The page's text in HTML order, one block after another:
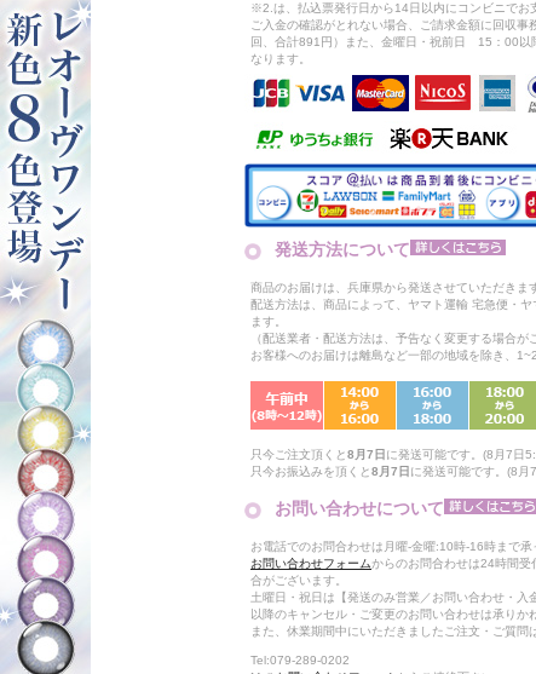
※2.は、払込票発行日から14日以内にコンビニでお
ご入金の確認がとれない場合、ご請求金額に回収
回、合計891円）また、金曜日・祝前日 15：00以
なります。
発送方法について
商品のお届けは、兵庫県から発送させていただきま
配送方法は、商品によって、ヤマト運輸 宅急便・
ます。
（配送業者・配送方法は、予告なく変更する場合が
お客様へのお届けは離島など一部の地域を除き、
只今ご注文頂くと8月7日 に発送可能です。(8月7日
只今お振込みを頂くと8月7日 に発送可能です。(8月
お問い合わせについて
お電話でのお問合わせは月曜-金曜:10時-16時まで承
お問い合わせフォームからのお問合わせは24時間
合がございます。
土曜日・祝日は【発送のみ営業／お問い合わせ・
以降のキャンセル・ご変更のお問い合わせは承りか
また、休業期間中にいただきましたご注文・ご質問
Tel:079-289-0202